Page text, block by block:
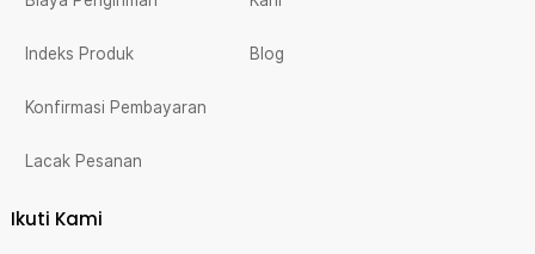
Indeks Produk
Konfirmasi Pembayaran
Lacak Pesanan
Blog
Ikuti Kami